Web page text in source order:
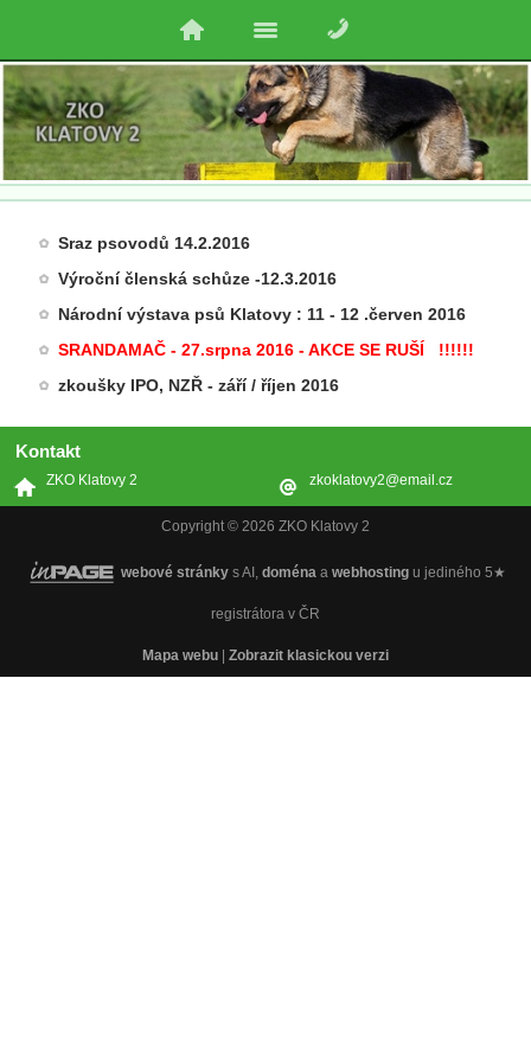
Sraz psovodů 14.2.2016
Výroční členská schůze -12.3.2016
Národní výstava psů Klatovy : 11 - 12 .červen 2016
SRANDAMAČ - 27.srpna 2016 - AKCE SE RUŠÍ !!!!!!
zkoušky IPO, NZŘ - září / říjen 2016
Kontakt
ZKO Klatovy 2 zkoklatovy2@email.cz
Copyright © 2026 ZKO Klatovy 2
webové stránky s AI, doména a webhosting u jediného 5★
registrátora v ČR
Mapa webu Zobrazit klasickou verzi